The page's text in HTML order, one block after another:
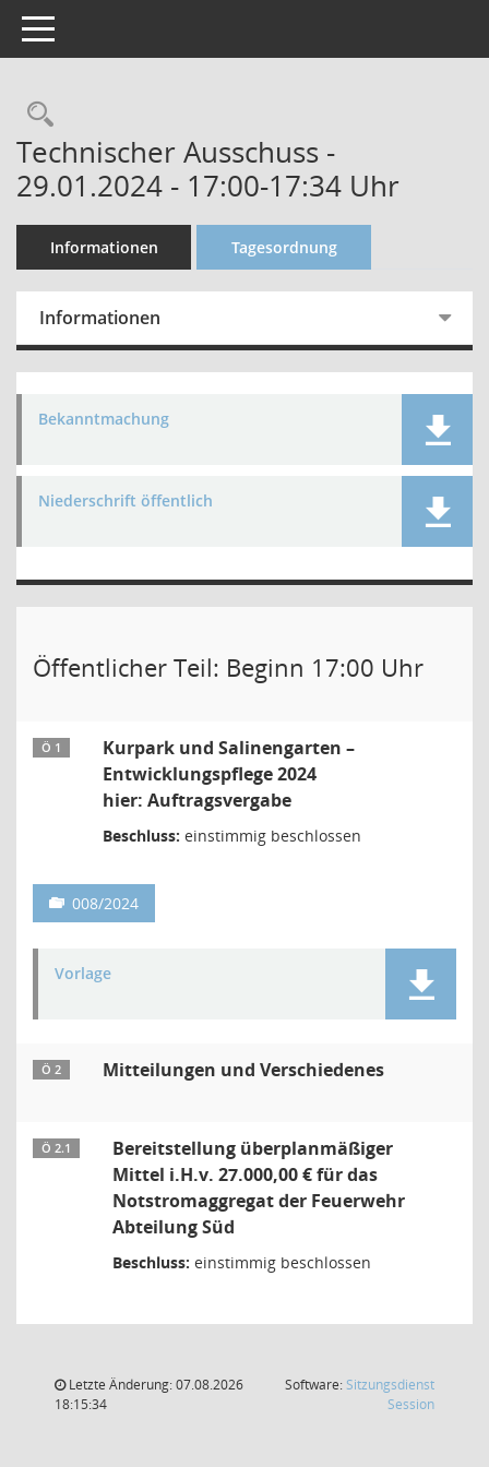
Toggle navigation
Technischer Ausschuss -
29.01.2024 - 17:00-17:34 Uhr
Informationen Tagesordnung
Informationen
Bekanntmachung
Niederschrift öffentlich
Öffentlicher Teil: Beginn 17:00 Uhr
Ö 1
Kurpark und Salinengarten –
Entwicklungspflege 2024
hier: Auftragsvergabe
Beschluss: einstimmig beschlossen
008/2024
Vorlage
Ö 2 Mitteilungen und Verschiedenes
Ö 2.1
Bereitstellung überplanmäßiger
Mittel i.H.v. 27.000,00 € für das
Notstromaggregat der Feuerwehr
Abteilung Süd
Beschluss: einstimmig beschlossen
Letzte Änderung: 07.08.2026
18:15:34
Software: Sitzungsdienst
Session(Wird in